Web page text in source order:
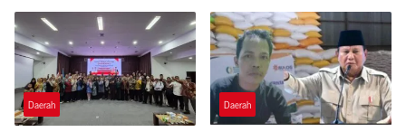
Jutaan Rupiah
UU1945 Pasal 27
Daerah Daerah